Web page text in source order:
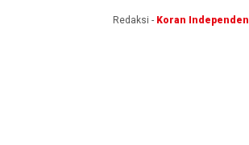
Redaksi -Koran Independen